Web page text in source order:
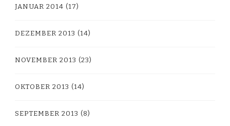
JANUAR 2014 (17)
DEZEMBER 2013 (14)
NOVEMBER 2013 (23)
OKTOBER 2013 (14)
SEPTEMBER 2013 (8)